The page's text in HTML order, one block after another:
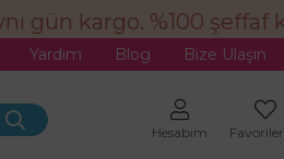
gün kargo. %100 şeffaf
Yardım Blog Bize Ulaşın
Hesabım